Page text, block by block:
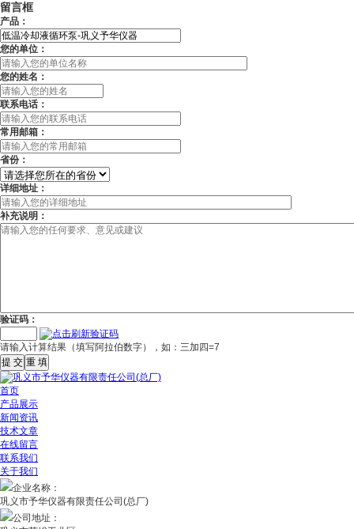
留言框
产品：
您的单位：
您的姓名：
联系电话：
常用邮箱：
省份：
详细地址：
补充说明：
验证码：
请输入计算结果（填写阿拉伯数字），如：三加四=7
首页
产品展示
新闻资讯
技术文章
在线留言
联系我们
关于我们
企业名称：
巩义市予华仪器有限责任公司(总厂)
公司地址：